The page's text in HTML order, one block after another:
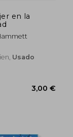
en la
Usado